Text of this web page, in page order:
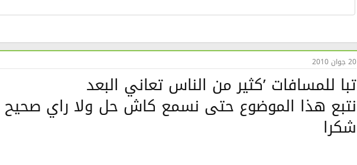
20 جوان 2010
تبا للمسافات ’كثير من الناس تعاني البعد
نتبع هذا الموضوع حتى نسمع كاش حل ولا راي صحيح
شكرا